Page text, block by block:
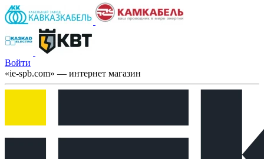
Войти
«ie-spb.com» — интернет магазин